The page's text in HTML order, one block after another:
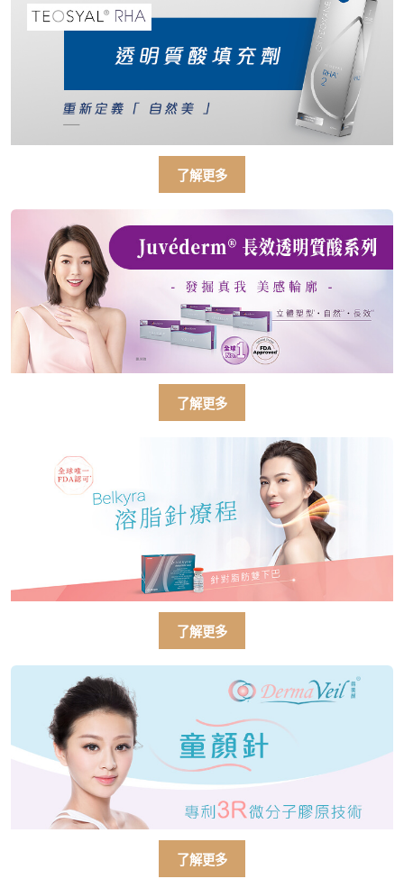
了解更多
了解更多
了解更多
了解更多